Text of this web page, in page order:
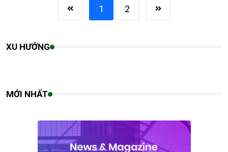
1 2
XU HƯỚNG
MỚI NHẤT